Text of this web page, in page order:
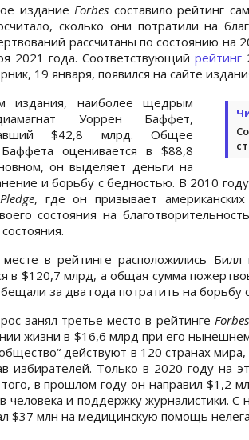
издание Forbes составило рейтинг
сколько они потратили на
рассчитаны по состоянию на
2021 года. Соответствующий рейтинг
19 января, появился на сайте
издания, наиболее щедрым
Уоррен Баффет,
$42,8 млрд. Общее
Баффета оценивается в $88,8
он выделяет деньги на
и борьбу с бедностью. В 2010
, где он призывает
состояния на
в рейтинге расположились
в $120,7 млрд, а общая сумма
за два года потратить на борьбу
занял третье место в рейтинге Forbes
жизни в $16,6 млрд при его
действуют в 120 странах
избирателей. Только в 2020 году на
в прошлом году он направил $1,2
человека и поддержку журналистики. С
$37 млн на медицинскую помощь